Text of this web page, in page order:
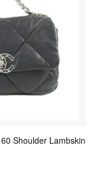
Shoulder Lambskin